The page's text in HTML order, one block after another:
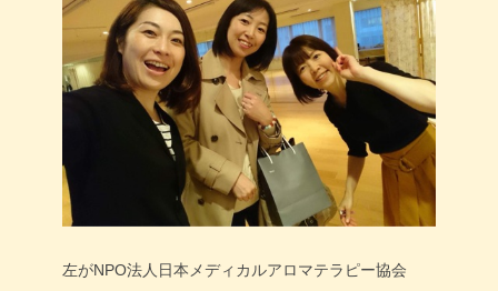
左がNPO法人日本メディカルアロマテラピー協会